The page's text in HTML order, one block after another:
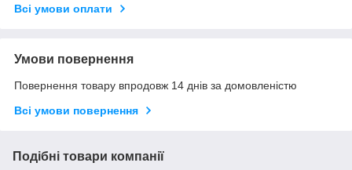
Всі умови оплати
Умови повернення
Повернення товару впродовж 14 днів за домовленістю
Всі умови повернення
Подібні товари компанії